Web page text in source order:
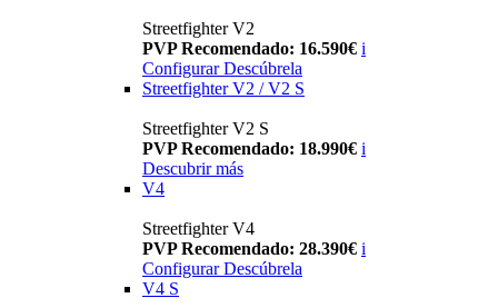
Streetfighter V2
PVP Recomendado: 16.590€ i
Configurar Descúbrela
Streetfighter V2 / V2 S
Streetfighter V2 S
PVP Recomendado: 18.990€ i
Descubrir más
V4
Streetfighter V4
PVP Recomendado: 28.390€ i
Configurar Descúbrela
V4 S